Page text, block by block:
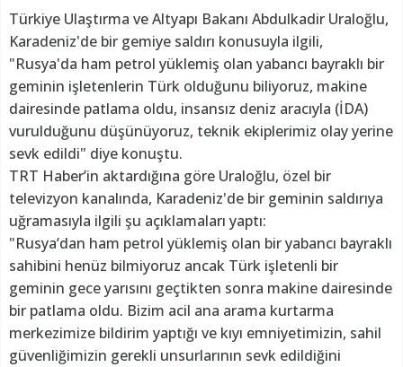
Türkiye Ulaştırma ve Altyapı Bakanı Abdulkadir Uraloğlu,
Karadeniz'de bir gemiye saldırı konusuyla ilgili,
"Rusya'da ham petrol yüklemiş olan yabancı bayraklı bir
geminin işletenlerin Türk olduğunu biliyoruz, makine
dairesinde patlama oldu, insansız deniz aracıyla (İDA)
vurulduğunu düşünüyoruz, teknik ekiplerimiz olay yerine
sevk edildi" diye konuştu.
TRT Haber’in aktardığına göre Uraloğlu, özel bir
televizyon kanalında, Karadeniz'de bir geminin saldırıya
uğramasıyla ilgili şu açıklamaları yaptı:
"Rusya’dan ham petrol yüklemiş olan bir yabancı bayraklı
sahibini henüz bilmiyoruz ancak Türk işletenli bir
geminin gece yarısını geçtikten sonra makine dairesinde
bir patlama oldu. Bizim acil ana arama kurtarma
merkezimize bildirim yaptığı ve kıyı emniyetimizin, sahil
güvenliğimizin gerekli unsurlarının sevk edildiğini